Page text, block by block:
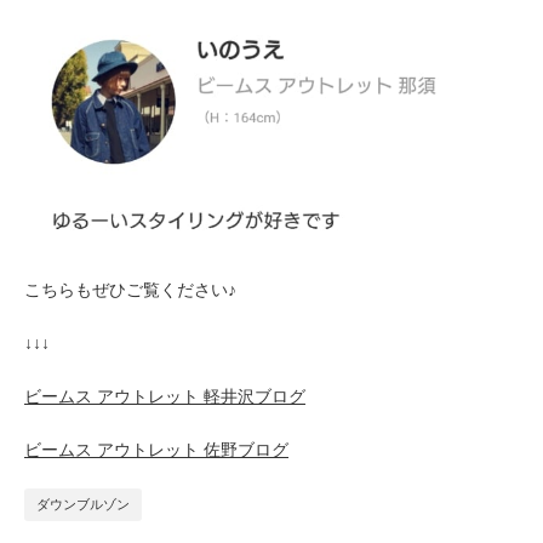
こちらもぜひご覧ください♪
↓↓↓
ビームス アウトレット 軽井沢ブログ
ビームス アウトレット 佐野ブログ
ダウンブルゾン